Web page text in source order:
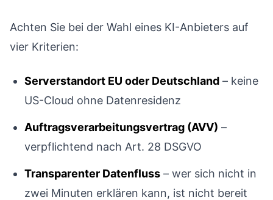
Achten Sie bei der Wahl eines KI-Anbieters auf
vier Kriterien:
Serverstandort EU oder Deutschland – keine
US-Cloud ohne Datenresidenz
Auftragsverarbeitungsvertrag (AVV) –
verpflichtend nach Art. 28 DSGVO
Transparenter Datenfluss – wer sich nicht in
zwei Minuten erklären kann, ist nicht bereit